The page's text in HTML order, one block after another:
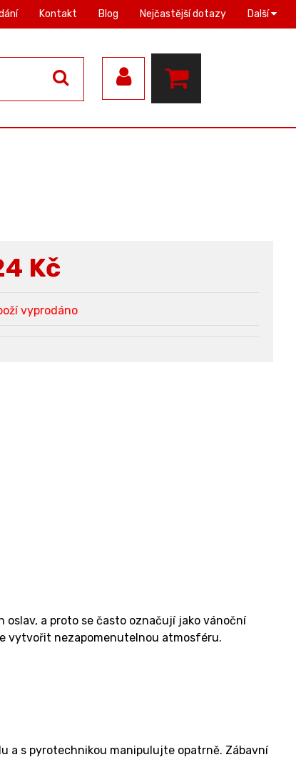
Kontakt Blog Nejčastější dotazy Další
Kč
vyprodáno
a proto se často označují jako vánoční
vytvořit nezapomenutelnou atmosféru.
a s pyrotechnikou manipulujte opatrně. Zábavní